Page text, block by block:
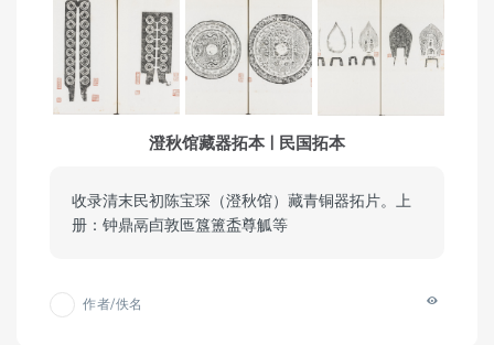
澄秋馆藏器拓本 | 民国拓本
收录清末民初陈宝琛（澄秋馆）藏青铜器拓片。上
册：钟鼎鬲卣敦匜簋簠盉尊觚等
作者/佚名